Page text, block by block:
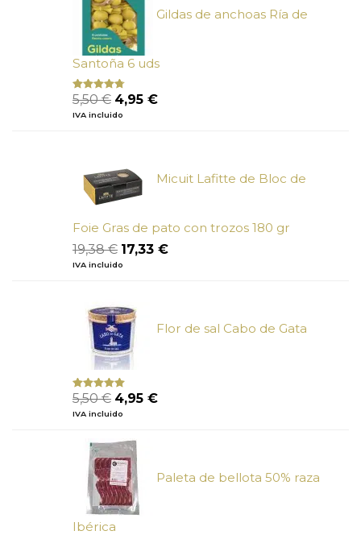
Gildas de anchoas Ría de
Santoña 6 uds
Valorado
con
de 5
5,50€ El
precio
4,95 €El
IVA incluido
Micuit Lafitte de Bloc de
Foie Gras de pato con trozos 180 gr
19,38€ El
precio
19,38 €.
17,33 €El
IVA incluido
Flor de sal Cabo de Gata
Valorado
con
de
5
5,50€ El
precio
era:
5,50 €.
4,95 €El
IVA incluido
Paleta de bellota 50% raza
Ibérica